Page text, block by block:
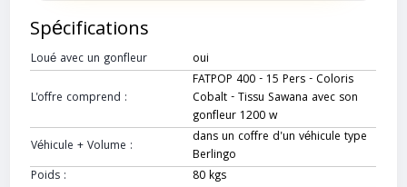
Spécifications
Loué avec un gonfleur oui
L'offre comprend :
FATPOP 400 - 15 Pers - Coloris
Cobalt - Tissu Sawana avec son
gonfleur 1200 w
Véhicule + Volume :
dans un coffre d'un véhicule type
Berlingo
Poids :
80 kgs